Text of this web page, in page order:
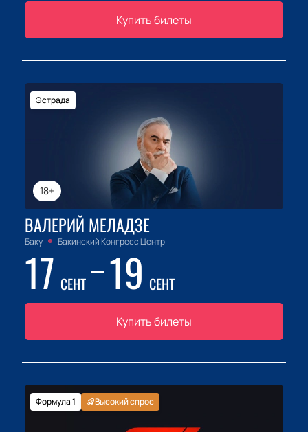
Купить билеты
18+
Эстрада
ВАЛЕРИЙ МЕЛАДЗЕ
Баку Бакинский Конгресс Центр
17 СЕНТ 19 СЕНТ
Купить билеты
Формула 1 Высокий спрос